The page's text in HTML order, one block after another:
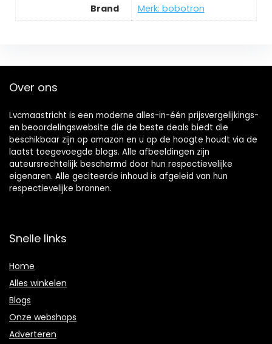
Brand Merk: bobotron
Over ons
Lvcmaastricht is een moderne alles-in-één prijsvergelijkings-
en beoordelingswebsite die de beste deals biedt die
beschikbaar zijn op amazon en u op de hoogte houdt via de
laatst toegevoegde blogs. Alle afbeeldingen zijn
auteursrechtelijk beschermd door hun respectievelijke
eigenaren. Alle geciteerde inhoud is afgeleid van hun
respectievelijke bronnen.
Snelle links
Home
Alles winkelen
Blogs
Onze webshops
Adverteren